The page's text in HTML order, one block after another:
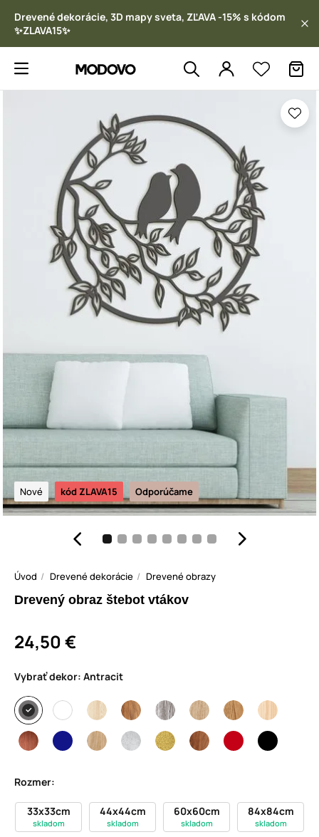
Drevené dekorácie, 3D mapy sveta, ZĽAVA -15% s kódom
✨ZLAVA15✨
Nové kód ZLAVA15 Odporúčame
Úvod Drevené dekorácie Drevené obrazy
Drevený obraz štebot vtákov
24,50 €
Vybrať dekor: Antracit
Rozmer:
33x33cm
skladom
44x44cm
skladom
60x60cm
skladom
84x84cm
skladom